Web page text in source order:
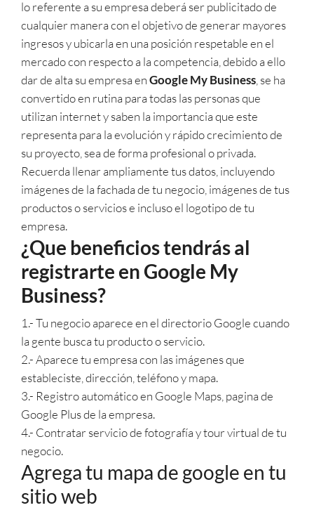
lo referente a su empresa deberá ser publicitado de
cualquier manera con el objetivo de generar mayores
ingresos y ubicarla en una posición respetable en el
mercado con respecto a la competencia, debido a ello
dar de alta su empresa enGoogle My Business, se ha
convertido en rutina para todas las personas que
utilizan internet y saben la importancia que este
representa para la evolución y rápido crecimiento de
su proyecto, sea de forma profesional o privada.
Recuerda llenar ampliamente tus datos, incluyendo
imágenes de la fachada de tu negocio, imágenes de tus
productos o servicios e incluso el logotipo de tu
empresa.
¿Que beneficios tendrás al
registrarte en Google My
Business?
1.- Tu negocio aparece en el directorio Google cuando
la gente busca tu producto o servicio.
2.- Aparece tu empresa con las imágenes que
estableciste, dirección, teléfono y mapa.
3.- Registro automático en Google Maps, pagina de
Google Plus de la empresa.
4.- Contratar servicio de fotografía y tour virtual de tu
negocio.
Agrega tu mapa de google en tu
sitio web